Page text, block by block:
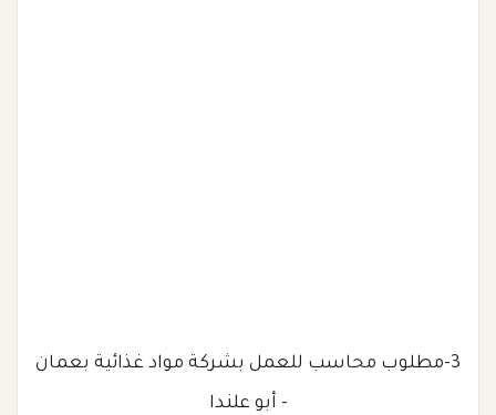
3-مطلوب محاسب للعمل بشركة مواد غذائية بعمان
- أبو علندا